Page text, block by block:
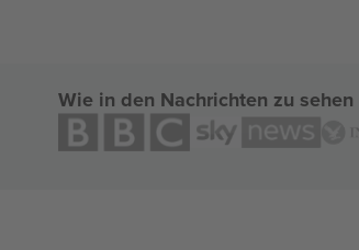
Wie in den Nachrichten zu sehen